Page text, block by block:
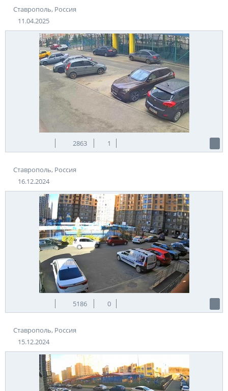
Ставрополь, Россия
11.04.2025
2863 1
Ставрополь, Россия
16.12.2024
5186 0
Ставрополь, Россия
15.12.2024